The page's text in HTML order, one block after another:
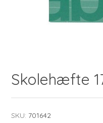
Skolehæfte
SKU: 701642